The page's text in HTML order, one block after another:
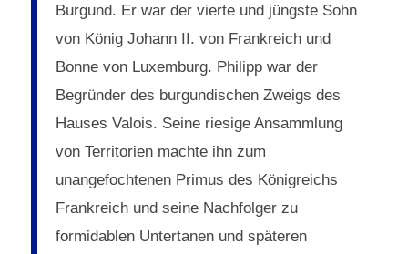
Burgund. Er war der vierte und jüngste Sohn
von König Johann II. von Frankreich und
Bonne von Luxemburg. Philipp war der
Begründer des burgundischen Zweigs des
Hauses Valois. Seine riesige Ansammlung
von Territorien machte ihn zum
unangefochtenen Primus des Königreichs
Frankreich und seine Nachfolger zu
formidablen Untertanen und späteren